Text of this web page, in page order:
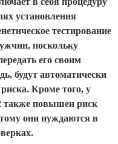
установления
тестирование
поскольку
его своим
будут автоматически
Кроме того, у
также повышен риск
они нуждаются в